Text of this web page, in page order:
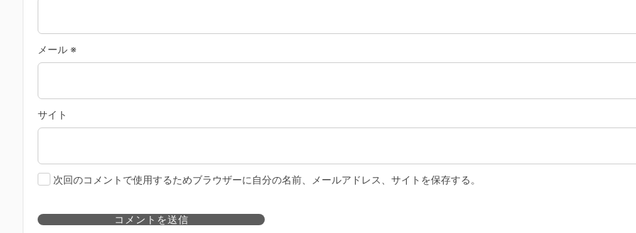
メール ※
サイト
次回のコメントで使用するためブラウザーに自分の名前、メールアドレス、サイトを保存する。